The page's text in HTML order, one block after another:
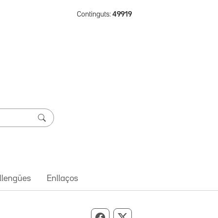
Continguts: 49919
Enllaços